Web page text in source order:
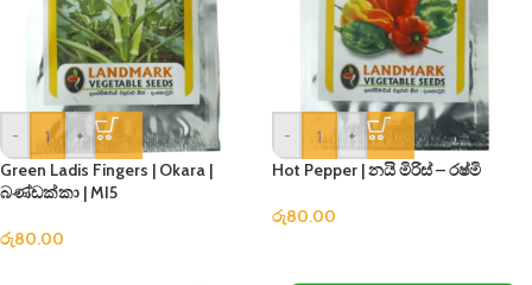
-
+
Green Ladis Fingers | Okara |
බණ්ඩක්කා | MI5
රු80.00
-
+
Hot Pepper | නයි මිරිස් – රෂ්මි
රු80.00